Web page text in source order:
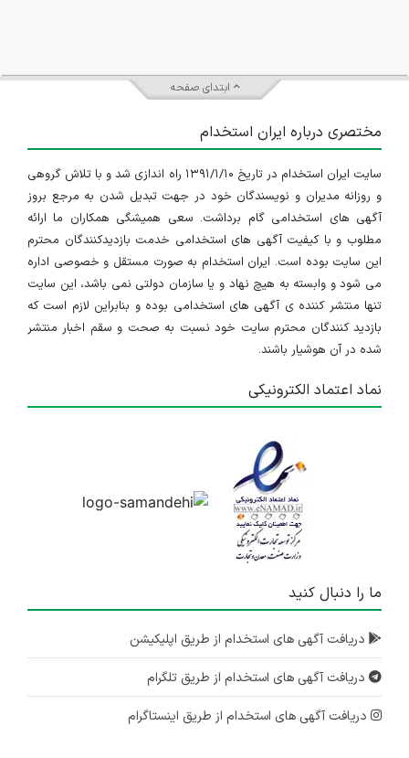
ابتدای صفحه
مختصری درباره ایران استخدام
سایت ایران استخدام در تاریخ ۱۳۹۱/۱/۱۰ راه اندازی شد و با تلاش گروهی
و روزانه مدیران و نویسندگان خود در جهت تبدیل شدن به مرجع بروز
آگهی های استخدامی گام برداشت. سعی همیشگی همکاران ما ارائه
مطلوب و با کیفیت آگهی های استخدامی خدمت بازدیدکنندگان محترم
این سایت بوده است. ایران استخدام به صورت مستقل و خصوصی اداره
می شود و وابسته به هیچ نهاد و یا سازمان دولتی نمی باشد، این سایت
تنها منتشر کننده ی آگهی های استخدامی بوده و بنابراین لازم است که
بازدید کنندگان محترم سایت خود نسبت به صحت و سقم اخبار منتشر
شده در آن هوشیار باشند.
نماد اعتماد الکترونیکی
ما را دنبال کنید
دریافت آگهی های استخدام از طریق اپلیکیشن
دریافت آگهی های استخدام از طریق تلگرام
دریافت آگهی های استخدام از طریق اینستاگرام